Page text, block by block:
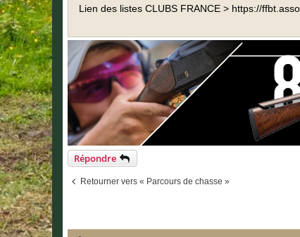
Lien des listes CLUBS FRANCE > https://
Répondre
Retourner vers « Parcours de chasse »